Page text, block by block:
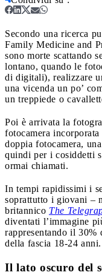
Secondo una ricerca
Family Medicine and
sono morte scattando
lontano, quando le
di digitali), realizzare
una vicenda un po’
un treppiede o
Poi è arrivata la
fotocamera
doppia fotocamera,
quindi per i cosiddetti
ormai chiamati.
In tempi rapidissimi i
soprattutto i giovani –
britannico The
diventati l’immagine
rappresentando il
della fascia 18-24 anni.
Il lato oscuro del